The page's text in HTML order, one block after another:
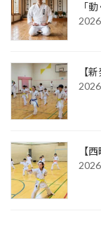
「
【
【